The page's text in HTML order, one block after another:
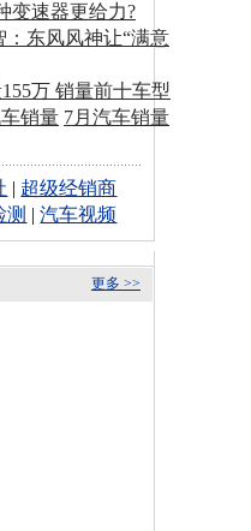
变速器更给力?
：东风风神让“满意
万 销量前十车型
销量 7月汽车销量
| 超级经销商
测 |汽车视频
更多 >>